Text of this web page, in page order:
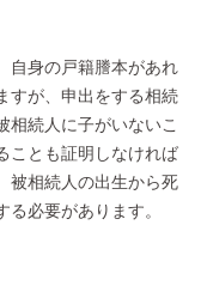
自身の戸籍謄本があれ
すが、申出をする相続
相続人に子がいないこ
ことも証明しなければ
被相続人の出生から死
必要があります。